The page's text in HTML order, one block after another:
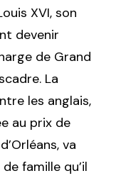
XVI, son
devenir
de Grand
La
les anglais,
au prix de
va
famille qu’il